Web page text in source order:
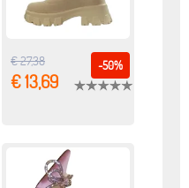
-50%
€ 27,38
€ 13,69